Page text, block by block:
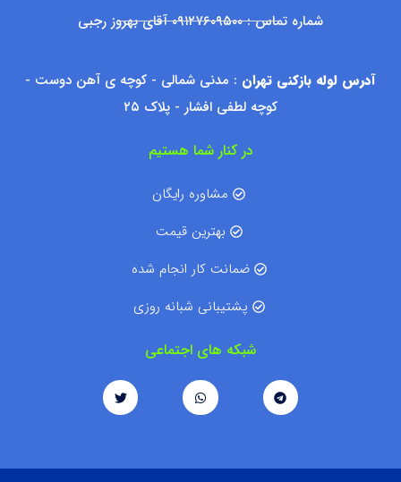
شماره تماس : ۰۹۱۲۷۶۰۹۵۰۰ آقای بهروز رجبی
آدرس لوله بازکنی تهران : مدنی شمالی - کوچه ی آهن دوست -
کوچه لطفی افشار - پلاک ۲۵
در کنار شما هستیم
مشاوره رایگان
بهترین قیمت
ضمانت کار انجام شده
پشتیبانی شبانه روزی
شبکه های اجتماعی